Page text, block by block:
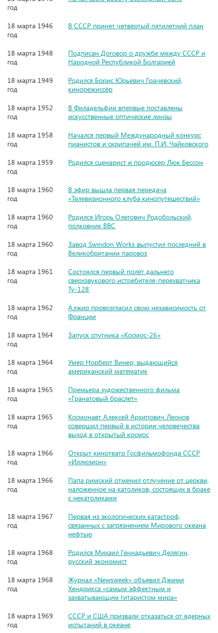
год
18 марта 1946
год
В СССР принят четвёртый пятилетний план
18 марта 1948
год
Подписан Договор о дружбе между СССР и
Народной Республикой Болгарией
18 марта 1949
год
Родился Борис Юрьевич Грачевский,
кинорежиссёр
18 марта 1952
год
В Филадельфии впервые поставлены
искусственные оптические линзы
18 марта 1958
год
Начался первый Международный конкурс
пианистов и скрипачей им. П.И. Чайковского
18 марта 1959
год
Родился сценарист и продюсер Люк Бессон
18 марта 1960
год
В эфир вышла первая передача
«Телевизионного клуба кинопутешествий»
18 марта 1960
год
Родился Игорь Олегович Родобольский,
полковник ВВС
18 марта 1960
год
Завод Swindon Works выпустил последний в
Великобритании паровоз
18 марта 1961
год
Состоялся первый полёт дальнего
сверхзвукового истребителя-перехватчика
Ту-128
18 марта 1962
год
Алжир провозгласил свою независимость от
Франции
18 марта 1964
год
Запуск спутника «Космос-26»
18 марта 1964
год
Умер Норберт Винер, выдающийся
американский математик
18 марта 1965
год
Премьера художественного фильма
«Гранатовый браслет»
18 марта 1965
год
Космонавт Алексей Архипович Леонов
совершил первый в истории человечества
выход в открытый космос
18 марта 1966
год
Открыт кинотеатр Госфильмофонда СССР
«Иллюзион»
18 марта 1966
год
Папа римский отменил отлучение от церкви,
наложенное на католиков, состоящих в браке
с некатоликами
18 марта 1967
год
Первая из экологических катастроф,
связанных с загрязнением Мирового океана
нефтью
18 марта 1968
год
Родился Михаил Геннадьевич Делягин,
русский экономист
18 марта 1968
год
Журнал «Newsweek» объявил Джими
Хендрикса «самым эффектным и
захватывающим гитаристом мира»
18 марта 1969
год
СССР и США призвали отказаться от ядерных
испытаний в океане